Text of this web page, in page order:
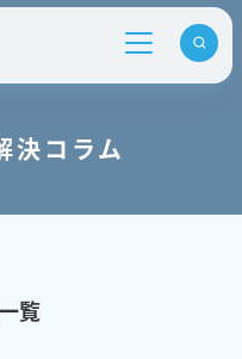
決コラム
覧